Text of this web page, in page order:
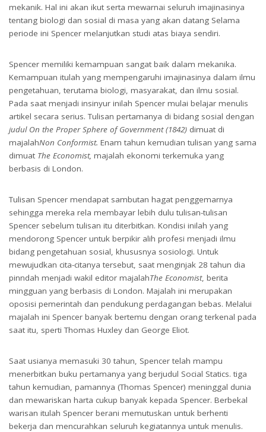
mekanik. Hal ini akan ikut serta mewarnai seluruh imajinasinya
tentang biologi dan sosial di masa yang akan datang Selama
periode ini Spencer melanjutkan studi atas biaya sendiri.
Spencer memiliki kemampuan sangat baik dalam mekanika.
Kemampuan itulah yang mempengaruhi imajinasinya dalam ilmu
pengetahuan, terutama biologi, masyarakat, dan ilmu sosial.
Pada saat menjadi insinyur inilah Spencer mulai belajar menulis
artikel secara serius. Tulisan pertamanya di bidang sosial dengan
judul On the Proper Sphere of Government (1842) dimuat di
majalahNon Conformist. Enam tahun kemudian tulisan yang sama
dimuat The Economist, majalah ekonomi terkemuka yang
berbasis di London.
Tulisan Spencer mendapat sambutan hagat penggemarnya
sehingga mereka rela membayar lebih dulu tulisan-tulisan
Spencer sebelum tulisan itu diterbitkan. Kondisi inilah yang
mendorong Spencer untuk berpikir alih profesi menjadi ilmu
bidang pengetahuan sosial, khususnya sosiologi. Untuk
mewujudkan cita-citanya tersebut, saat menginjak 28 tahun dia
pinndah menjadi wakil editor majalahThe Economist, berita
mingguan yang berbasis di London. Majalah ini merupakan
oposisi pemerintah dan pendukung perdagangan bebas. Melalui
majalah ini Spencer banyak bertemu dengan orang terkenal pada
saat itu, sperti Thomas Huxley dan George Eliot.
Saat usianya memasuki 30 tahun, Spencer telah mampu
menerbitkan buku pertamanya yang berjudul Social Statics. tiga
tahun kemudian, pamannya (Thomas Spencer) meninggal dunia
dan mewariskan harta cukup banyak kepada Spencer. Berbekal
warisan itulah Spencer berani memutuskan untuk berhenti
bekerja dan mencurahkan seluruh kegiatannya untuk menulis.